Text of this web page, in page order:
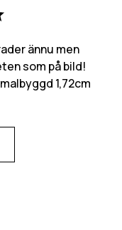
ännu men
som på bild!
1,72cm